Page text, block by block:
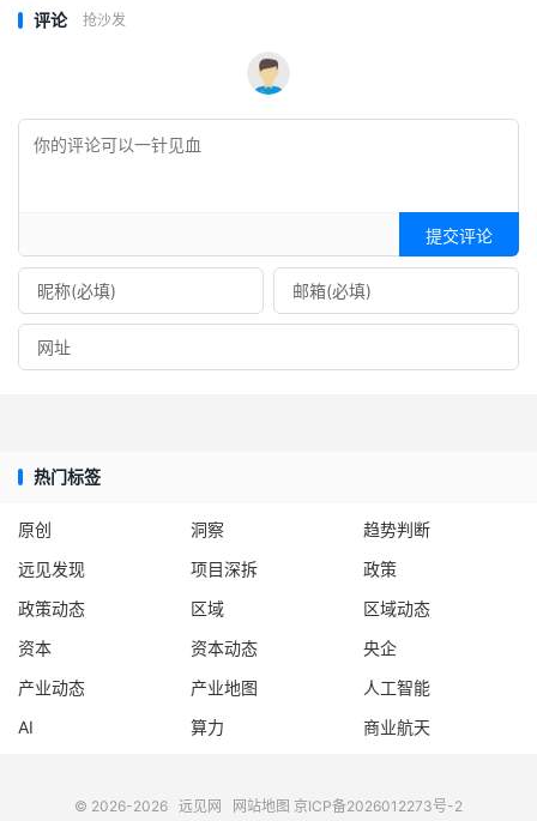
评论 抢沙发
提交评论
热门标签
原创 洞察
趋势判断
远见发现
项目深拆
政策
政策动态
区域
区域动态
资本
资本动态
央企
产业动态
产业地图
人工智能
AI
算力 商业航天
© 2026-2026 远见网 网站地图 京ICP备2026012273号-2